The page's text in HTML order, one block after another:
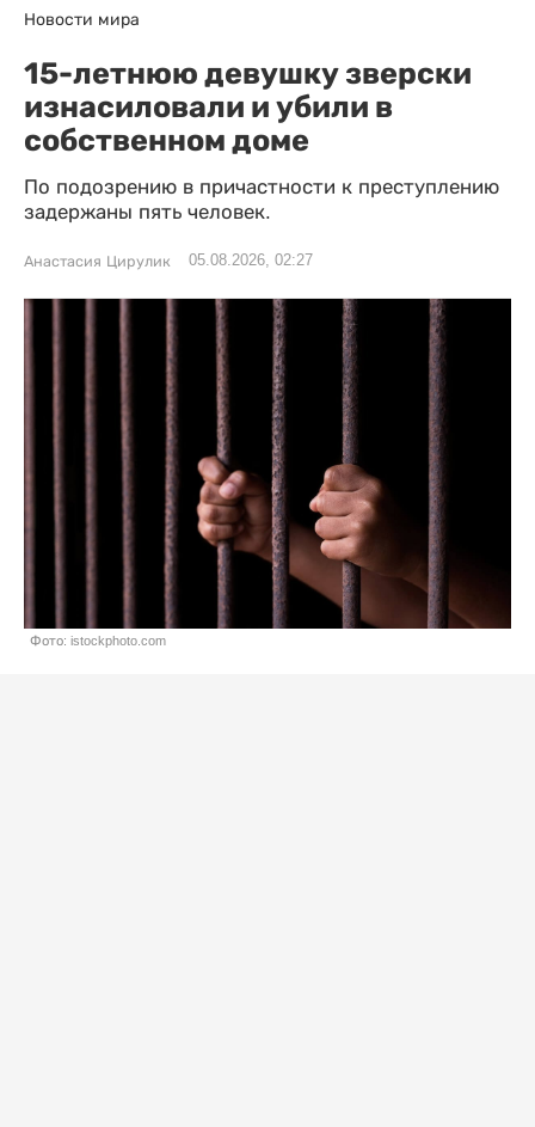
Новости мира
15-летнюю девушку зверски
изнасиловали и убили в
собственном доме
По подозрению в причастности к преступлению
задержаны пять человек.
Анастасия Цирулик 05.08.2026, 02:27
Фото: istockphoto.com